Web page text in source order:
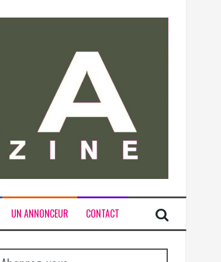
UN ANNONCEUR CONTACT